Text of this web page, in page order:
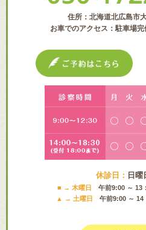
住所：北海道北広島市
お車でのアクセス：駐車場
休診日： 日曜
■ → 木曜日
午前9:00 ～ 13
▲ → 土曜日
午前9:00 ～ 14